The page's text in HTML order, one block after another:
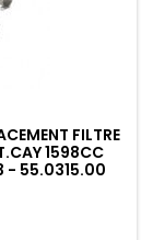
FILTRE
1598CC
- 55.0315.00